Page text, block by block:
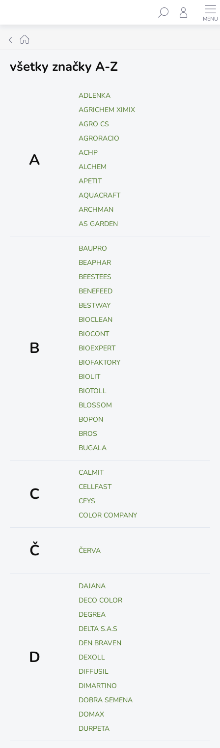
obsah
Hľadať
Domov
všetky značky A-Z
A
ADLENKA
AGRICHEM XIMIX
AGRO CS
AGRORACIO
ACHP
ALCHEM
APETIT
AQUACRAFT
ARCHMAN
AS GARDEN
B
BAUPRO
BEAPHAR
BEESTEES
BENEFEED
BESTWAY
BIOCLEAN
BIOCONT
BIOEXPERT
BIOFAKTORY
BIOLIT
BIOTOLL
BLOSSOM
BOPON
BROS
BUGALA
C
CALMIT
CELLFAST
CEYS
COLOR COMPANY
Č ČERVA
D
DAJANA
DECO COLOR
DEGREA
DELTA S.A.S
DEN BRAVEN
DEXOLL
DIFFUSIL
DIMARTINO
DOBRA SEMENA
DOMAX
DURPETA